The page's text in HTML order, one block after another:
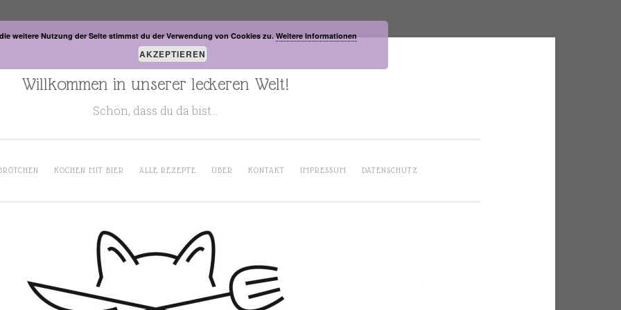
Willkommen in unserer leckeren Welt!
Schön, dass du da bist…
KOCHEN MIT BIER ALLE REZEPTE ÜBER KONTAKT IMPRESSUM DATENSCHUTZ
weitere Nutzung der Seite stimmst du der Verwendung von Cookies zu. Weitere Informationen
AKZEPTIEREN